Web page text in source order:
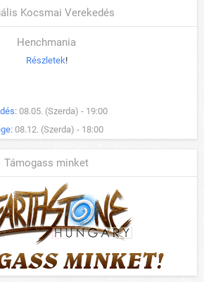
Kocsmai Verekedés
Henchmania
Részletek!
08.05. (Szerda) - 19:00
08.12. (Szerda) - 18:00
Támogass minket